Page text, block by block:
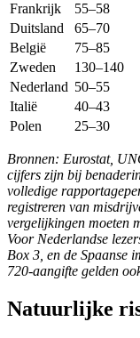
Frankrijk
55–58
Duitsland
65–70
België
75–85
Zweden
130–140
Nederland 50–55
Italië
40–43
Polen
25–30
Bronnen: Eurostat,
cijfers zijn bij
volledige
registreren van
vergelijkingen moeten
Voor Nederlandse
Box 3, en de Spaanse
720-aangifte gelden
Natuurlijke